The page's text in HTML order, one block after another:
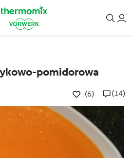
pomidorowa
(6) (14)